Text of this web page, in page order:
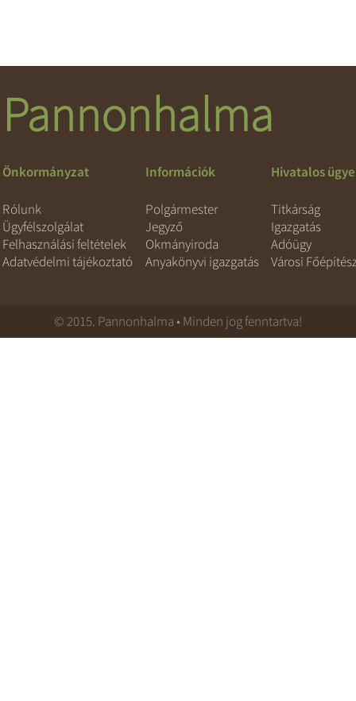
Pannonhalma
Önkormányzat
Rólunk
Ügyfélszolgálat
Felhasználási feltételek
Adatvédelmi tájékoztató
Információk
Polgármester
Jegyző
Okmányiroda
Anyakönyvi igazgatás
Hivatalos
Titkárság
Igazgatás
Adóügy
Városi
© 2015. Pannonhalma • Minden jog fenntartva!